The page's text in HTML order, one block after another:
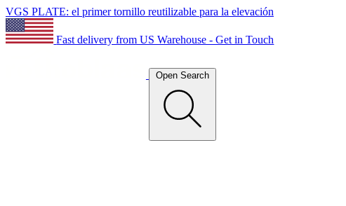
VGS PLATE: el primer tornillo reutilizable para la elevación
Fast delivery from US Warehouse - Get in Touch
Open Search